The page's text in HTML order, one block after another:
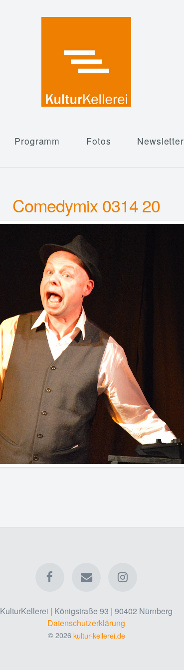
Programm Fotos Newsletter
Comedymix 0314 20
KulturKellerei | Königstraße 93 | 90402 Nürnberg
Datenschutzerklärung
© 2026kultur-kellerei.de